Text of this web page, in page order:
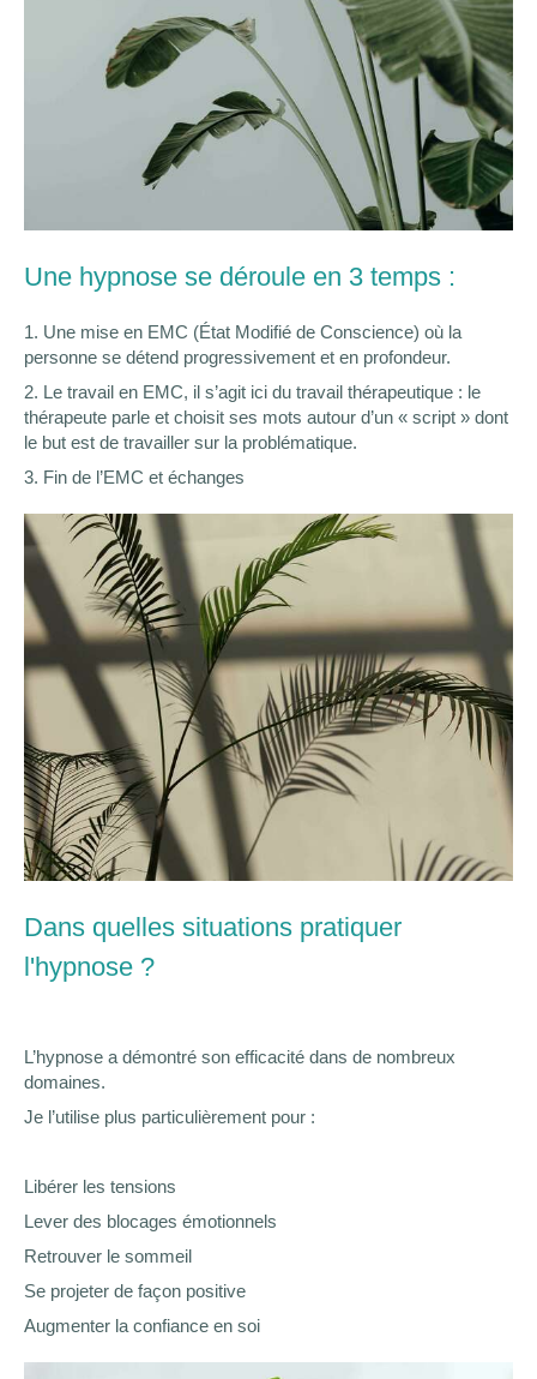
Une hypnose se déroule en 3 temps :
1. Une mise en EMC (État Modifié de Conscience) où la
personne se détend progressivement et en profondeur.
2. Le travail en EMC, il s’agit ici du travail thérapeutique : le
thérapeute parle et choisit ses mots autour d’un « script » dont
le but est de travailler sur la problématique.
3. Fin de l’EMC et échanges
Dans quelles situations pratiquer
l'hypnose ?
L’hypnose a démontré son efficacité dans de nombreux
domaines.
Je l’utilise plus particulièrement pour :
Libérer les tensions
Lever des blocages émotionnels
Retrouver le sommeil
Se projeter de façon positive
Augmenter la confiance en soi